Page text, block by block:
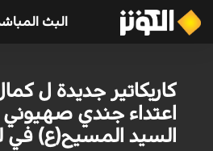
البث
كاريكاتير جديدة ل
اعتداء جندي
السيد المسيح(ع) في